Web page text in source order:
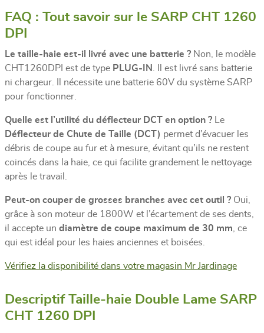
FAQ : Tout savoir sur le SARP CHT 1260
DPI
Le taille-haie est-il livré avec une batterie ? Non, le modèle
CHT1260DPI est de type PLUG-IN
. Il est livré sans batterie
ni chargeur. Il nécessite une batterie 60V du système SARP
pour fonctionner.
Quelle est l’utilité du déflecteur DCT en option ? Le
Déflecteur de Chute de Taille (DCT) permet d’évacuer les
débris de coupe au fur et à mesure, évitant qu’ils ne restent
coincés dans la haie, ce qui facilite grandement le nettoyage
après le travail.
Peut-on couper de grosses branches avec cet outil ? Oui,
grâce à son moteur de 1800W et l’écartement de ses dents,
il accepte un diamètre de coupe maximum de 30 mm , ce
qui est idéal pour les haies anciennes et boisées.
Vérifiez la disponibilité dans votre magasin Mr Jardinage
Descriptif Taille-haie Double Lame SARP
CHT 1260 DPI